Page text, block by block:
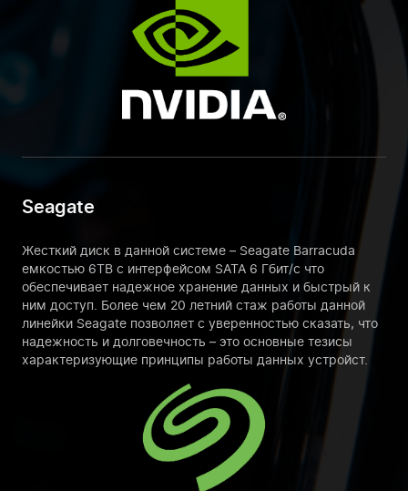
Seagate
Жесткий диск в данной системе – Seagate Barracuda
емкостью 6TB с интерфейсом SATA 6 Гбит/с что
обеспечивает надежное хранение данных и быстрый к
ним доступ. Более чем 20 летний стаж работы данной
линейки Seagate позволяет с уверенностью сказать, что
надежность и долговечность – это основные тезисы
характеризующие принципы работы данных устройст.